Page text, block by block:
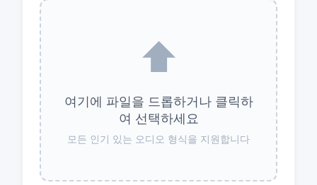
⬆️
여기에 파일을 드롭하거나 클릭하
여 선택하세요
모든 인기 있는 오디오 형식을 지원합니다